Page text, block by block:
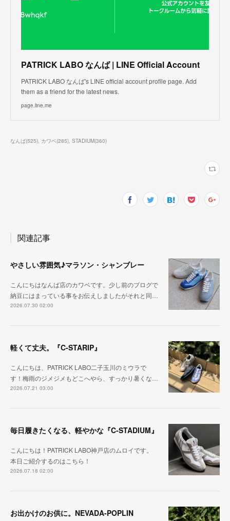
PATRICK LABO なんば | LINE Official Account
PATRICK LABO なんば's LINE official account profile page. Add
them as a friend for the latest news.
page.line.me
なんば(525) カワベ(285) STADIUM(360)
関連記事
やさしい雰囲気♪マラソン・シャンブレー
こんにちはなんば店のカワベです。少し前のブログで
納豆にはまっている事をお伝えしましたがそれと同…
2026.07.30 02:00
軽くて丈夫。『C-STARIP』
こんにちは、PATRICK LABO二子玉川のミウラで
す！梅雨のジメジメもどこへやら、すっかり暑くな…
2026.07.21 03:00
毎日履きたくなる、軽やかな『C-STADIUM』
こんにちは！PATRICK LABO神戸店のムロイです。
本日ご紹介するのはこちら！
2026.07.18 02:00
お出かけのお供に。NEVADA-POPLIN